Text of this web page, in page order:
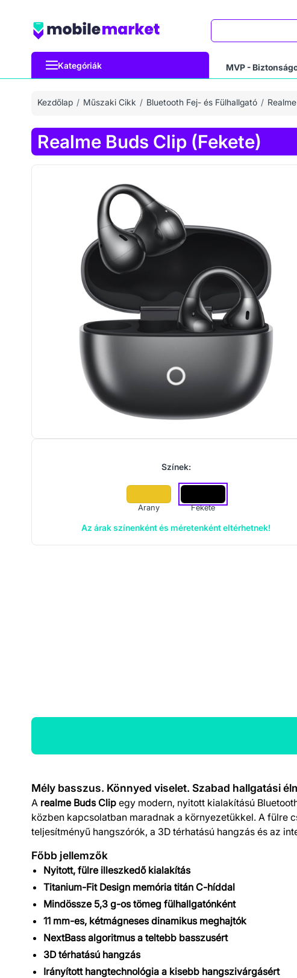
Kategóriák MVP -
Kezdőlap Műszaki Cikk Bluetooth Fej- és Fülhallgató Realme
Realme Buds Clip (Fekete)
Színek:
Arany Fekete
Az árak színenként és méretenként eltérhetnek!
Termék részletek
Mély basszus. Könnyed viselet. Szabad hallgatási
A realme Buds Clip egy modern, nyitott kialakítású
közben kapcsolatban maradnak a környezetükkel. A fülre
teljesítményű hangszórók, a 3D térhatású hangzás és az
Főbb jellemzők
Nyitott, fülre illeszkedő kialakítás
Titanium-Fit Design memória titán C-híddal
Mindössze 5,3 g-os tömeg fülhallgatónként
11 mm-es, kétmágneses dinamikus meghajtók
NextBass algoritmus a teltebb basszusért
3D térhatású hangzás
Irányított hangtechnológia a kisebb hangszivárgásért